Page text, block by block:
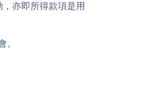
亦即所得款項是用
。